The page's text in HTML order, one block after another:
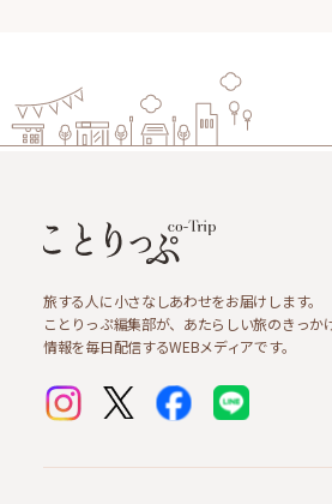
旅する人に小さなしあわせをお届けします。
ことりっぷ編集部が、あたらしい旅のきっか
情報を毎日配信するWEBメディアです。